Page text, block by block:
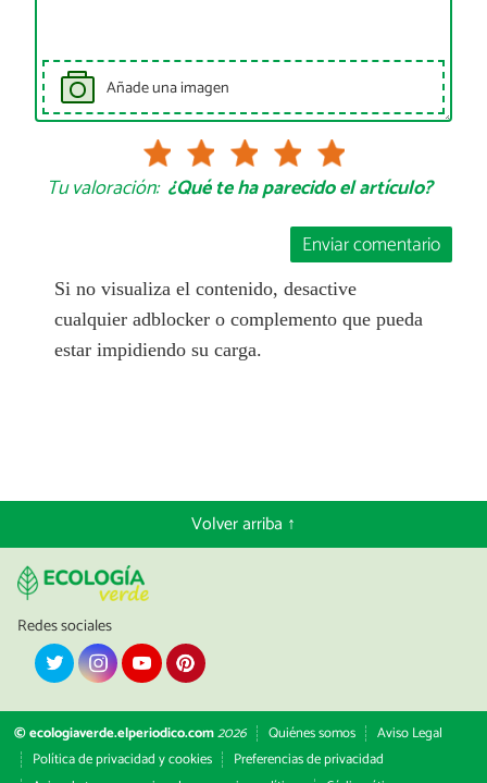
Añade una imagen
Tu valoración: ¿Qué te ha parecido el artículo?
Enviar comentario
Si no visualiza el contenido, desactive
cualquier adblocker o complemento que pueda
estar impidiendo su carga.
Volver arriba ↑
Redes sociales
© ecologiaverde.elperiodico.com2026 Quiénes somos
Aviso Legal
Política de privacidad y cookies
Preferencias de privacidad